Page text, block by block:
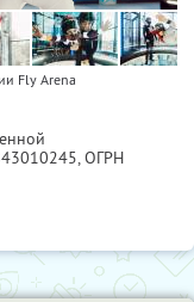
Fly Arena
, ОГРН